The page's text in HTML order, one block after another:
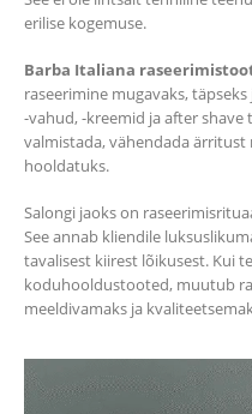
erilise kogemuse.
Barba Italiana
raseerimine mugavaks,
-vahud, -kreemid ja after
valmistada, vähendada
hooldatuks.
Salongi jaoks on
See annab kliendile
tavalisest kiirest lõikusest. Kui
koduhooldustooted, muutub
meeldivamaks ja